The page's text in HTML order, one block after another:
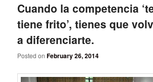
Cuando la competencia
tiene frito’, tienes que
a diferenciarte.
Posted onFebruary 26, 2014